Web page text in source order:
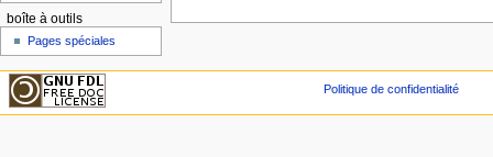
boîte à outils
Pages spéciales
Politique de confidentialité